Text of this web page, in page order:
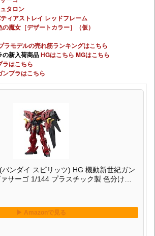
タロン
ィアストレイ レッドフレーム
魔女［デザートカラー］（仮）
モデルの売れ筋ランキングはこちら
新入荷商品HGはこちら MGはこちら
はこちら
プラはこちら
バンダイ スピリッツ) HG 機動新世紀ガン
サーゴ 1/144 プラスチック製 色分け済